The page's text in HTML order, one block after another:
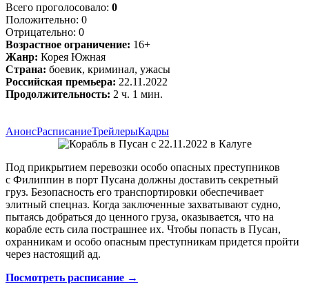
Всего проголосовало: 0
Положительно: 0
Отрицательно: 0
Возрастное ограничение: 16+
Жанр: Корея Южная
Страна: боевик, криминал, ужасы
Российская премьера: 22.11.2022
Продолжительность: 2 ч. 1 мин.
АнонсРасписаниеТрейлерыКадры
Под прикрытием перевозки особо опасных преступников
с Филиппин в порт Пусана должны доставить секретный
груз. Безопасность его транспортировки обеспечивает
элитный спецназ. Когда заключенные захватывают судно,
пытаясь добраться до ценного груза, оказывается, что на
корабле есть сила пострашнее их. Чтобы попасть в Пусан,
охранникам и особо опасным преступникам придется пройти
через настоящий ад.
Посмотреть расписание →